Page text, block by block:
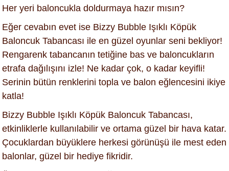
Her yeri baloncukla doldurmaya hazır mısın?
Eğer cevabın evet ise Bizzy Bubble Işıklı Köpük
Baloncuk Tabancası ile en güzel oyunlar seni bekliyor!
Rengarenk tabancanın tetiğine bas ve baloncukların
etrafa dağılışını izle! Ne kadar çok, o kadar keyifli!
Serinin bütün renklerini topla ve balon eğlencesini ikiye
katla!
Bizzy Bubble Işıklı Köpük Baloncuk Tabancası,
etkinliklerle kullanılabilir ve ortama güzel bir hava katar.
Çocuklardan büyüklere herkesi görünüşü ile mest eden
balonlar, güzel bir hediye fikridir.